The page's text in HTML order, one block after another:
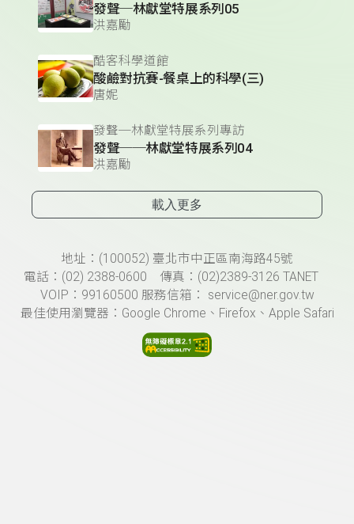
發聲─林獻堂特展系列05
洪嘉勵
酷客科學道館
酸鹼對抗賽-餐桌上的科學(三)
唐妮
發聲─林獻堂特展系列專訪
發聲──林獻堂特展系列04
洪嘉勵
載入更多
頁尾資訊地址：(100052) 臺北市中正區南海路45號
電話：(02) 2388-0600 傳真：(02)2389-3126 TANET
VOIP：99160500 服務信箱： service@ner.gov.tw
最佳使用瀏覽器：Google Chrome、Firefox、Apple Safari